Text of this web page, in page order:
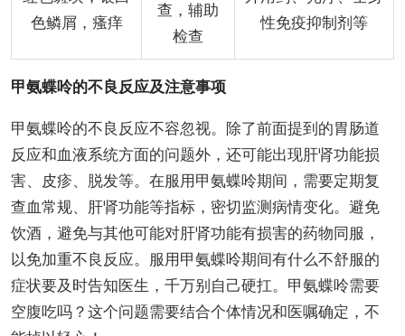
色鳞屑，瘙痒
查，辅助
检查
性免疫抑制剂等
甲氨蝶呤的不良反应及注意事项
甲氨蝶呤的不良反应不容忽视。除了前面提到的胃肠道
反应和血液系统方面的问题外，还可能出现肝肾功能损
害、皮疹、脱发等。在服用甲氨蝶呤期间，需要定期复
查血常规、肝肾功能等指标，密切监测病情变化。避免
饮酒，避免与其他可能对肝肾功能有损害的药物同服，
以免加重不良反应。服用甲氨蝶呤期间有什么不舒服的
症状要及时告知医生，千万别自己硬扛。甲氨蝶呤需要
空腹吃吗？这个问题需要结合个体情况和医嘱确定，不